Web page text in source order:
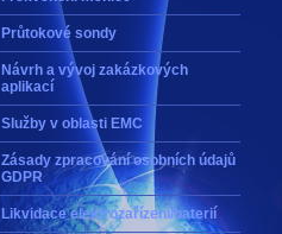
Průtokové sondy
Návrh a vývoj zakázkových
aplikací
Služby v oblasti EMC
Zásady zpracování osobních údajů
GDPR
Likvidace elektrozařízení/baterií